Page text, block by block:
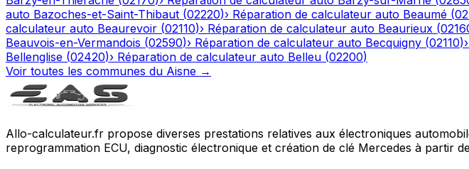
auto Bazoches-et-Saint-Thibaut (02220)› Réparation de calculateur auto Beaumé (
calculateur auto Beaurevoir (02110)› Réparation de calculateur auto Beaurieux (
Beauvois-en-Vermandois (02590)› Réparation de calculateur auto Becquigny (02110)›
Bellenglise (02420)› Réparation de calculateur auto Belleu (02200)
Voir toutes les communes du Aisne →
Allo-calculateur.fr propose diverses prestations relatives aux électroniques
reprogrammation ECU, diagnostic électronique et création de clé Mercedes à partir